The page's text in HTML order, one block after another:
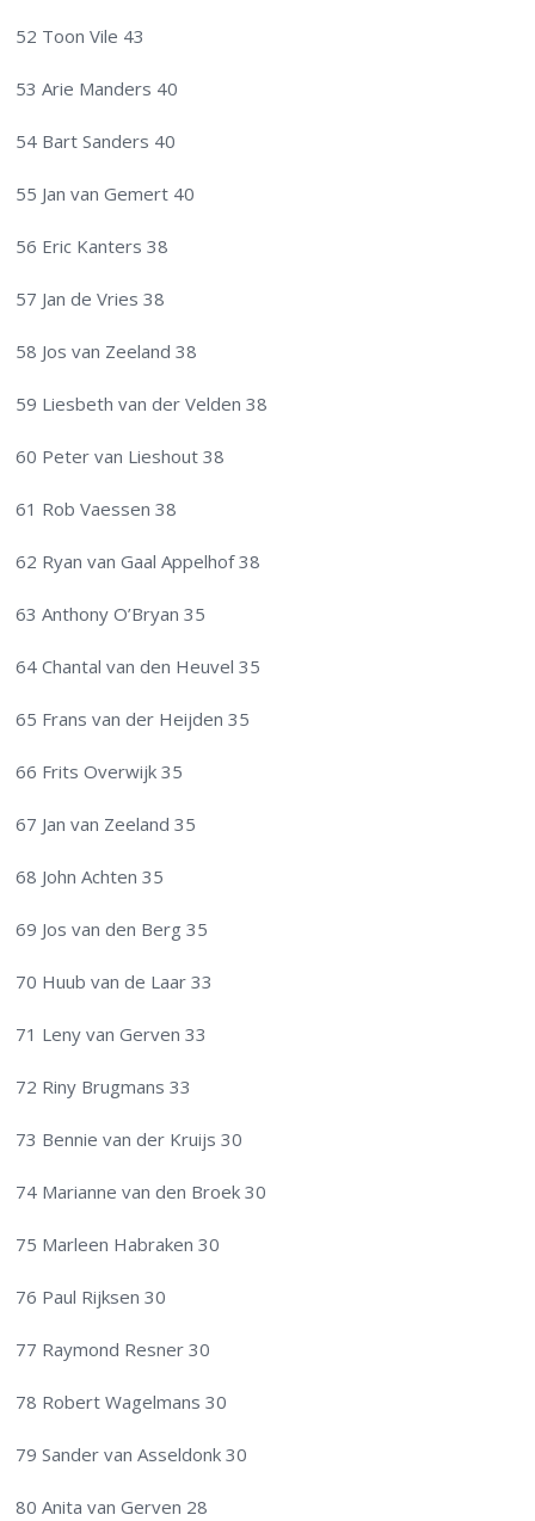
52 Toon Vile 43
53 Arie Manders 40
54 Bart Sanders 40
55 Jan van Gemert 40
56 Eric Kanters 38
57 Jan de Vries 38
58 Jos van Zeeland 38
59 Liesbeth van der Velden 38
60 Peter van Lieshout 38
61 Rob Vaessen 38
62 Ryan van Gaal Appelhof 38
63 Anthony O’Bryan 35
64 Chantal van den Heuvel 35
65 Frans van der Heijden 35
66 Frits Overwijk 35
67 Jan van Zeeland 35
68 John Achten 35
69 Jos van den Berg 35
70 Huub van de Laar 33
71 Leny van Gerven 33
72 Riny Brugmans 33
73 Bennie van der Kruijs 30
74 Marianne van den Broek 30
75 Marleen Habraken 30
76 Paul Rijksen 30
77 Raymond Resner 30
78 Robert Wagelmans 30
79 Sander van Asseldonk 30
80 Anita van Gerven 28